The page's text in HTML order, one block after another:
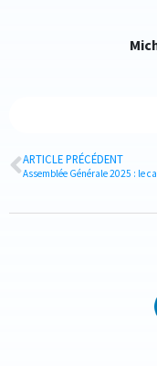
ARTICLE PRÉCÉDENT
Assemblée Générale 2025 : le